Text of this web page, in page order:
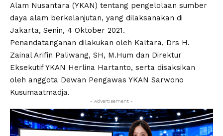
Alam Nusantara (YKAN) tentang pengelolaan sumber
daya alam berkelanjutan, yang dilaksanakan di
Jakarta, Senin, 4 Oktober 2021.
Penandatanganan dilakukan oleh Kaltara, Drs H.
Zainal Arifin Paliwang, SH, M.Hum dan Direktur
Eksekutif YKAN Herlina Hartanto, serta disaksikan
oleh anggota Dewan Pengawas YKAN Sarwono
Kusumaatmadja.
- Advertisement -